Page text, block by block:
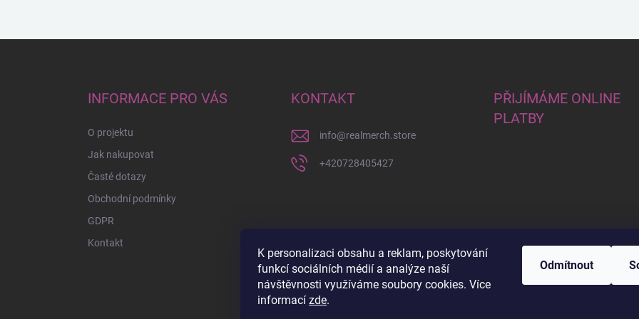
K personalizaci obsahu a reklam, poskytování
funkcí sociálních médií a analýze naší
návštěvnosti využíváme soubory cookies. Více
informací zde.
Odmítnout
INFORMACE PRO VÁS
O projektu
Jak nakupovat
Časté dotazy
Obchodní podmínky
GDPR
Kontakt
KONTAKT
info@realmerch.store
+420728405427
PŘIJÍMÁME ONLINE
PLATBY
Stav objednávky a vrácení zboží